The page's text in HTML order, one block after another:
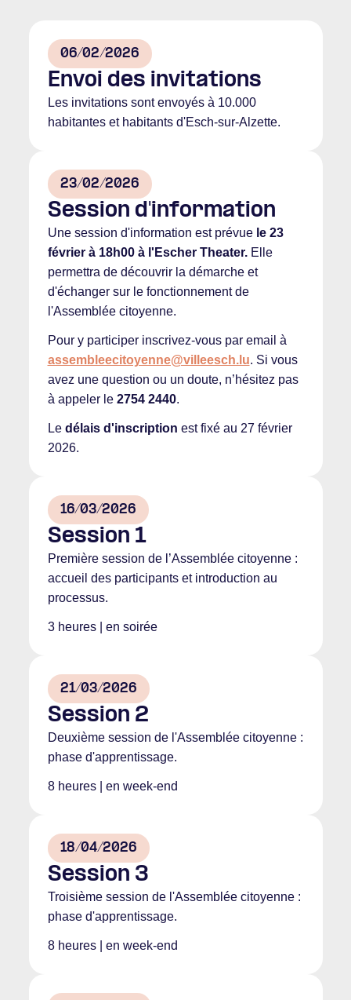
06/02/2026
Envoi des invitations
Les invitations sont envoyés à 10.000
habitantes et habitants d'Esch-sur-Alzette.
23/02/2026
Session d'information
Une session d'information est prévue le 23
février à 18h00 à l'Escher Theater.Elle
permettra de découvrir la démarche et
d'échanger sur le fonctionnement de
l'Assemblée citoyenne.
Pour y participer inscrivez-vous par email à
assembleecitoyenne@villeesch.lu. Si vous
avez une question ou un doute, n’hésitez pas
à appeler le 2754 2440.
Le délais d'inscription est fixé au 27 février
2026.
16/03/2026
Session 1
Première session de l’Assemblée citoyenne :
accueil des participants et introduction au
processus.
3 heures | en soirée
21/03/2026
Session 2
Deuxième session de l'Assemblée citoyenne :
phase d'apprentissage.
8 heures | en week-end
18/04/2026
Session 3
Troisième session de l'Assemblée citoyenne :
phase d'apprentissage.
8 heures | en week-end